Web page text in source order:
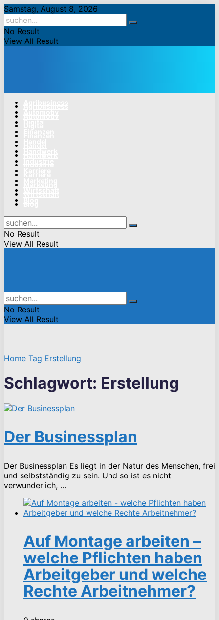
Samstag, August 8, 2026
No Result
View All Result
No Result
View All Result
No Result
View All Result
Home Tag Erstellung
Schlagwort: Erstellung
Der Businessplan
Der Businessplan Es liegt in der Natur des Menschen, frei
und selbstständig zu sein. Und so ist es nicht
verwunderlich, ...
Auf Montage arbeiten –
welche Pflichten haben
Arbeitgeber und welche
Rechte Arbeitnehmer?